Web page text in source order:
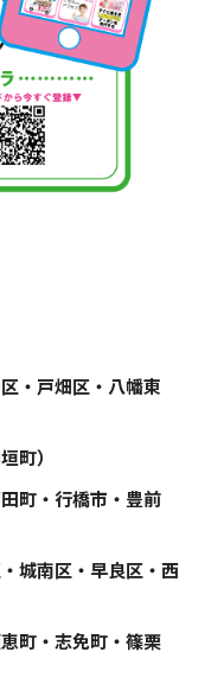
・戸畑区・八幡東
町）
町・行橋市・豊前
城南区・早良区・西
町・志免町・篠栗